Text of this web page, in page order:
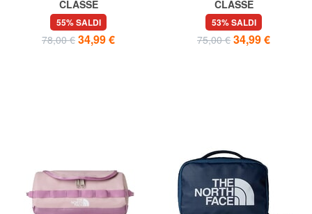
CLASSE
GEO Beauty con polsierina
55% SALDI
78,00 € 34,99 €
CLASSE
GEO Beauty case doppia zip
53% SALDI
75,00 € 34,99 €